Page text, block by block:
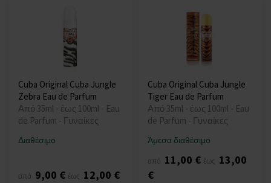
Cuba Original Cuba Jungle
Zebra Eau de Parfum
Από 35ml - έως 100ml - Eau
de Parfum - Γυναίκες
Διαθέσιμο
από 9,00 € έως 12,00 €
Cuba Original Cuba Jungle
Tiger Eau de Parfum
Από 35ml - έως 100ml - Eau
de Parfum - Γυναίκες
Άμεσα διαθέσιμο
από 11,00 € έως 13,00
€